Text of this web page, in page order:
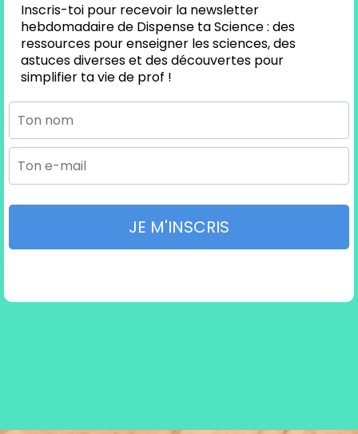
Inscris-toi pour recevoir la newsletter
hebdomadaire de Dispense ta Science : des
ressources pour enseigner les sciences, des
astuces diverses et des découvertes pour
simplifier ta vie de prof !
JE M'INSCRIS